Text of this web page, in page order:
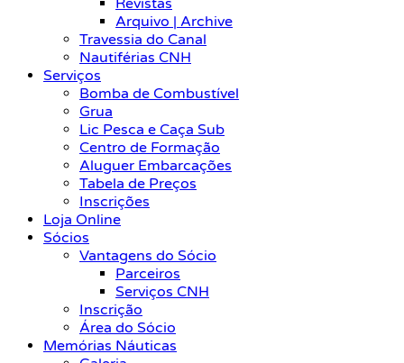
Revistas
Arquivo | Archive
Travessia do Canal
Nautiférias CNH
Serviços
Bomba de Combustível
Grua
Lic Pesca e Caça Sub
Centro de Formação
Aluguer Embarcações
Tabela de Preços
Inscrições
Loja Online
Sócios
Vantagens do Sócio
Parceiros
Serviços CNH
Inscrição
Área do Sócio
Memórias Náuticas